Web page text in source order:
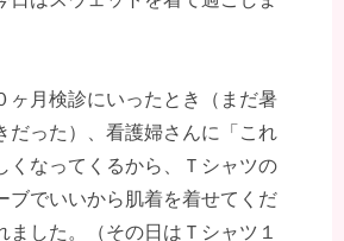
ヶ月検診にいったとき（まだ暑
だった）、看護婦さんに「これ
くなってくるから、Ｔシャツの
ブでいいから肌着を着せてくだ
ました。（その日はＴシャツ１